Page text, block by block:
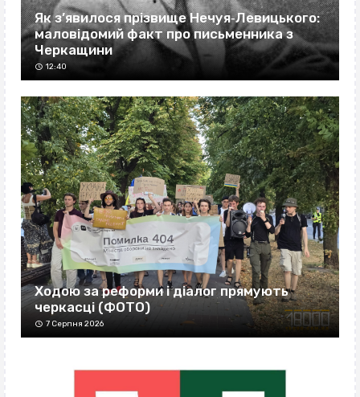
Як з’явилося прізвище Нечуя‐Левицького:
маловідомий факт про письменника з
Черкащини
12:40
Ходою за реформи і діалог прямують
черкасці (ФОТО)
7 Серпня 2026